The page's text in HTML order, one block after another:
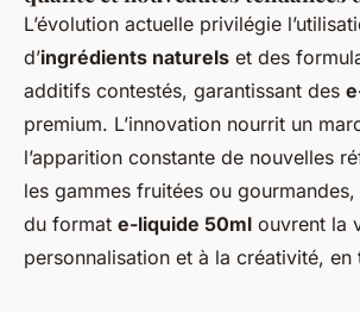
L’évolution actuelle privilégie
d’ingrédients naturels et des
additifs contestés, garantissant des
premium. L’innovation nourrit un
l’apparition constante de nouvelles
les gammes fruitées ou
du format e-liquide 50ml ouvrent la
personnalisation et à la créativité, en